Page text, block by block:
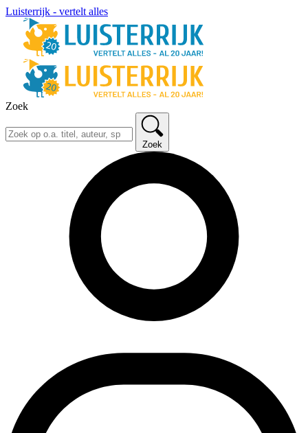
Luisterrijk - vertelt alles
Zoek
Zoek